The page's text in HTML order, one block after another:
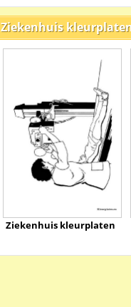
Ziekenhuis
Ziekenhuis kleurplaten